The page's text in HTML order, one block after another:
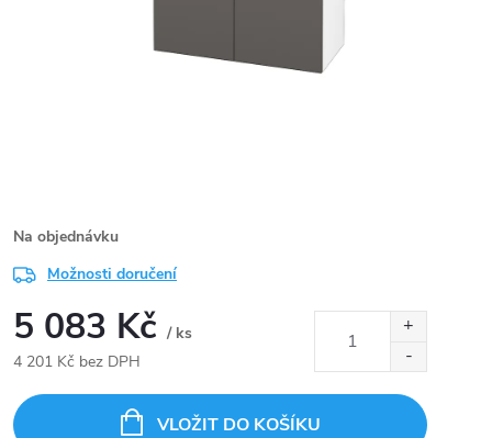
Na objednávku
Možnosti doručení
5 083 Kč / ks
4 201 Kč bez DPH
cena:
VLOŽIT DO KOŠÍKU